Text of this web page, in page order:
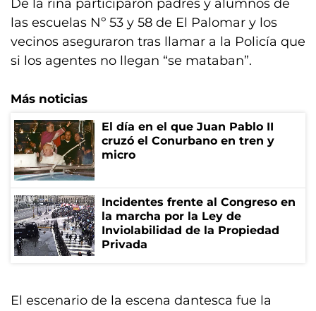
De la riña participaron padres y alumnos de
las escuelas Nº 53 y 58 de El Palomar y los
vecinos aseguraron tras llamar a la Policía que
si los agentes no llegan “se mataban”.
Más noticias
El día en el que Juan Pablo II
cruzó el Conurbano en tren y
micro
Incidentes frente al Congreso en
la marcha por la Ley de
Inviolabilidad de la Propiedad
Privada
El escenario de la escena dantesca fue la